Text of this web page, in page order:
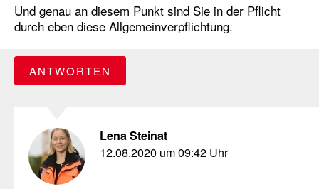
Und genau an diesem Punkt sind Sie in der Pflicht
durch eben diese Allgemeinverpflichtung.
ANTWORTEN
Lena Steinat
12.08.2020 um 09:42 Uhr